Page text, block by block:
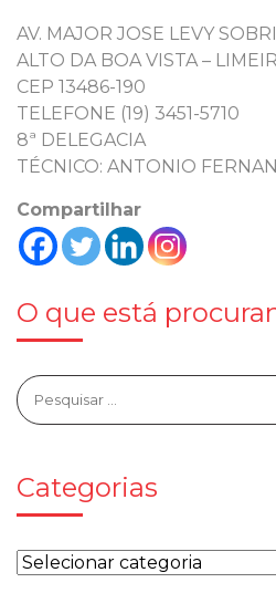
AV. MAJOR JOSE LEVY
ALTO DA BOA VISTA –
CEP 13486-190
TELEFONE (19) 3451-5710
8ª DELEGACIA
TÉCNICO: ANTONIO
Compartilhar
O que está
Categorias